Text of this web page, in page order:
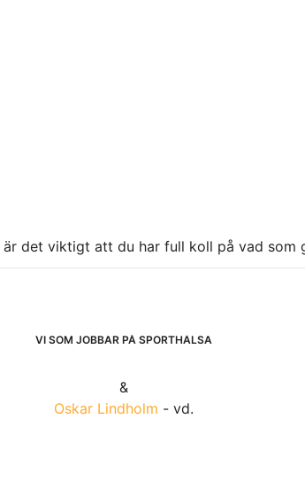
är det viktigt att du har full koll på vad som
VI SOM JOBBAR PÅ SPORTHÄLSA
&
Oskar Lindholm - vd.